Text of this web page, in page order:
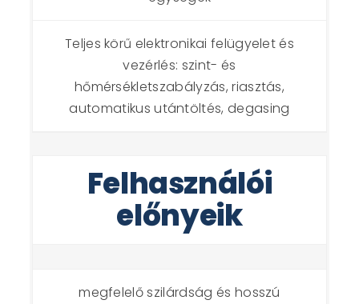
Teljes körű elektronikai felügyelet és
vezérlés: szint- és
hőmérsékletszabályzás, riasztás,
automatikus utántöltés, degasing
Felhasználói
előnyeik
megfelelő szilárdság és hosszú